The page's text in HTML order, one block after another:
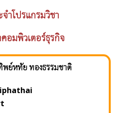
ำโปรแกรมวิชา
อมพิวเตอร์ธุรกิจ
พย์หทัย ทองธรรมชาติ